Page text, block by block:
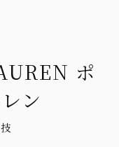
ポ
ン